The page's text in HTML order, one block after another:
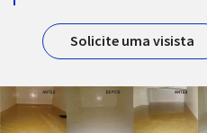
Solicite uma visista